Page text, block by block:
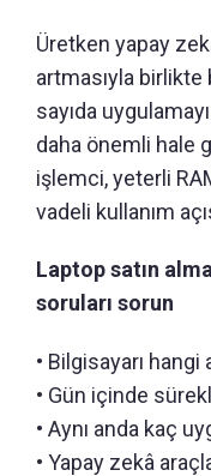
Üretken yapay
artmasıyla birlikte
sayıda
daha önemli hale
işlemci, yeterli
vadeli kullanım
Laptop satın
soruları sorun
• Bilgisayarı
• Gün içinde
• Aynı anda kaç
• Yapay zekâ